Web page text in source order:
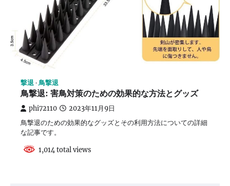
撃退 鳥撃退
鳥撃退: 害鳥対策のための効果的な方法とグッズ
phi72110 2023年11月9日
鳥撃退のための効果的なグッズとその利用方法についての詳細
な記事です。
1,014 total views